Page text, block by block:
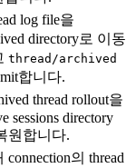
log file을
directory로 이동
thread/archived
합니다.
thread rollout을
sessions directory
원합니다.
connection의 thread